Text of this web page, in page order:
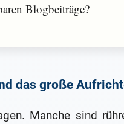
Blogbeiträge?
das große
Manche sind